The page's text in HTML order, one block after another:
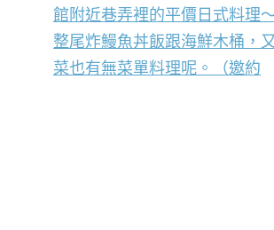
館附近巷弄裡的平價日式料理
整尾炸鰻魚丼飯跟海鮮木桶，
菜也有無菜單料理呢。（邀約